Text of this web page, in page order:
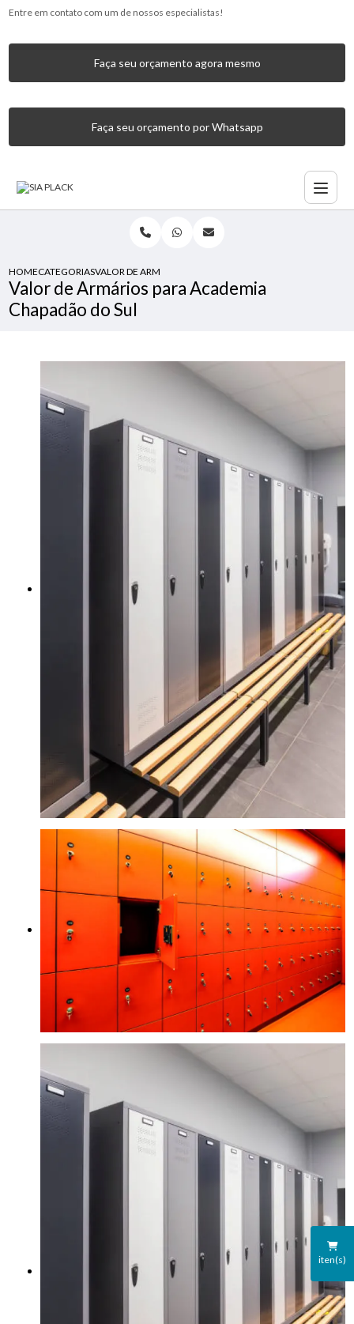
Entre em contato com um de nossos especialistas!
Faça seu orçamento agora mesmo
Faça seu orçamento por Whatsapp
iten(s)
HOMECATEGORIASVALOR DE ARMÁRIOS PARA ACADEMIA CHAPADÃO DO SUL
Valor de Armários para Academia
Chapadão do Sul